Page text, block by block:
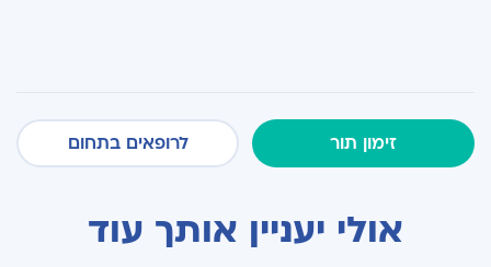
זימון תור לרופאים בתחום
אולי יעניין אותך עוד